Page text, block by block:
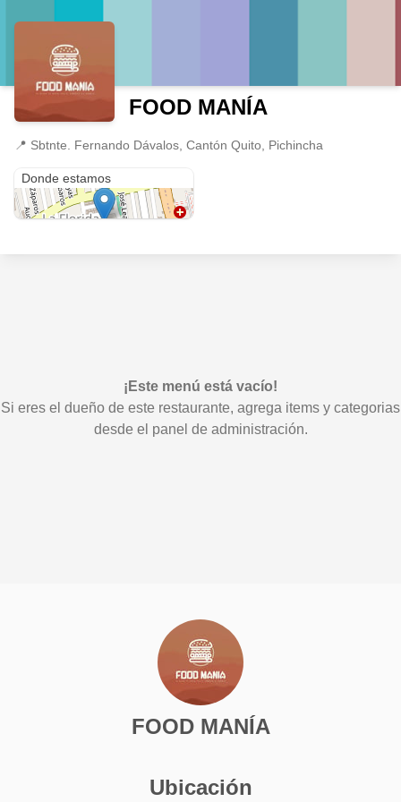
FOOD MANÍA
📍 Sbtnte. Fernando Dávalos, Cantón Quito, Pichincha
Donde estamos
¡Este menú está vacío!
Si eres el dueño de este restaurante, agrega items y categorias
desde el panel de administración.
FOOD MANÍA
Ubicación